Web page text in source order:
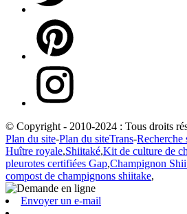
© Copyright - 2010-2024 : Tous droits
Plan du site-Plan du siteTrans-Recherche
Huître royale,Shiitaké,Kit de culture de
pleurotes certifiées Gap,Champignon
compost de champignons shiitake,
Envoyer un e-mail